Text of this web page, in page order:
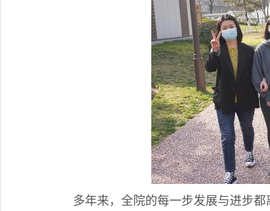
多年来，全院的每一步发展与进步